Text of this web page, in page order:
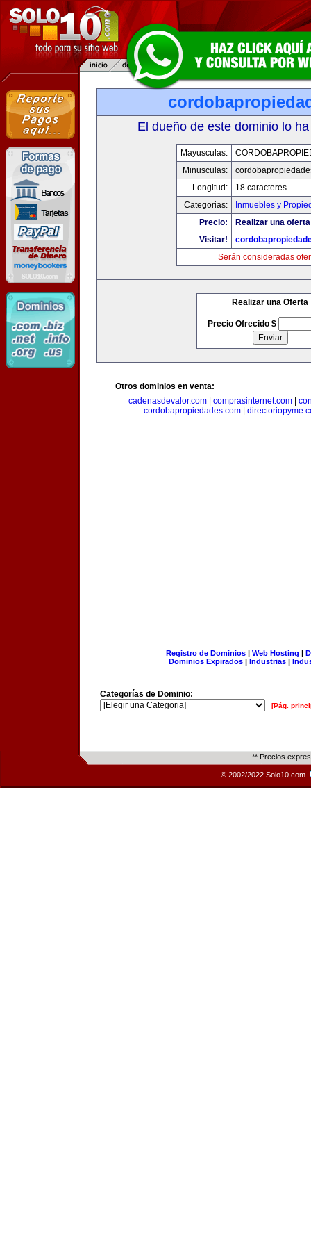
El dueño de este dominio lo
Mayusculas:
Minusculas:
Longitud:
18 caracteres
Categorias:
Inmuebles y
Precio:
Realizar una
Visitar!
Serán consideradas
Realizar una Oferta
Precio Ofrecido $
Otros dominios en venta:
cadenasdevalor.com
comprasinternet.com
cordobapropiedades.com|
Registro de Dominios| Web Hosting |
Dominios Expirados | Industrias |
Categorías de Dominio:
[Pág.
** Precios
© 2002/2022 Solo10.com